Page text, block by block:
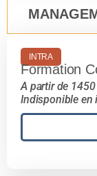
INTRA
Formation
A partir de
Indisponible en